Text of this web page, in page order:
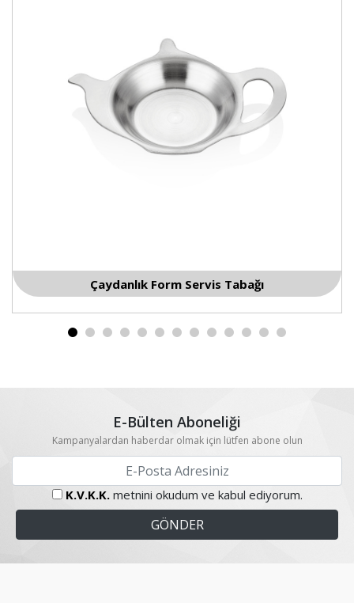
Peçetelik
E-Bülten Aboneliği
Kampanyalardan haberdar olmak için lütfen abone olun
K.V.K.K.metnini okudum ve kabul ediyorum.